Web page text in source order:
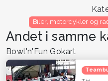
Biler, motorcykler og
Andet i samme
Bowl'n'Fun Gokart